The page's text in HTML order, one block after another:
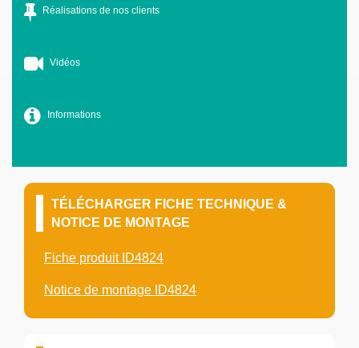
Réalisations de nos clients
Vidéos
Informations
TÉLÉCHARGER FICHE TECHNIQUE &
NOTICE DE MONTAGE
Fiche produit ID4824
Notice de montage ID4824